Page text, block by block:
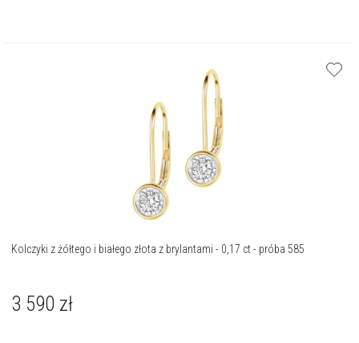
Kolczyki z żółtego i białego złota z brylantami - 0,17 ct - próba 585
3 590 zł